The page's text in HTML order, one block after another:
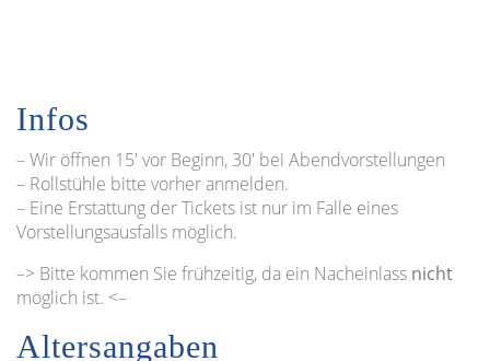
Infos
– Wir öffnen 15′ vor Beginn, 30′ bei Abendvorstellungen
– Rollstühle bitte vorher anmelden.
– Eine Erstattung der Tickets ist nur im Falle eines
Vorstellungsausfalls möglich.
–> Bitte kommen Sie frühzeitig, da ein Nacheinlass nicht
möglich ist. <–
Altersangaben